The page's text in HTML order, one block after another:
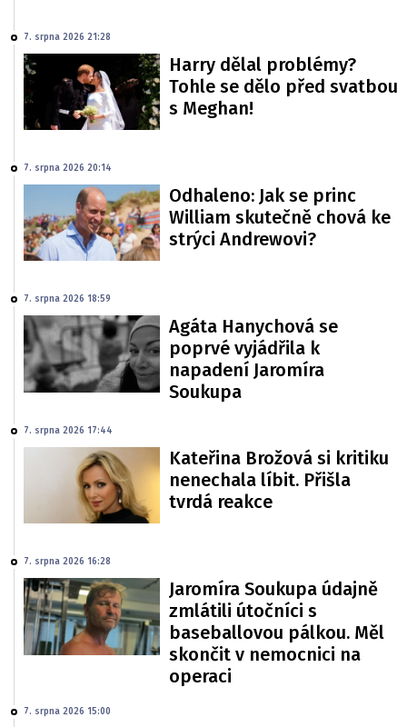
7. srpna 2026 21:28
Harry dělal problémy?
Tohle se dělo před svatbou
s Meghan!
7. srpna 2026 20:14
Odhaleno: Jak se princ
William skutečně chová ke
strýci Andrewovi?
7. srpna 2026 18:59
Agáta Hanychová se
poprvé vyjádřila k
napadení Jaromíra
Soukupa
7. srpna 2026 17:44
Kateřina Brožová si kritiku
nenechala líbit. Přišla
tvrdá reakce
7. srpna 2026 16:28
Jaromíra Soukupa údajně
zmlátili útočníci s
baseballovou pálkou. Měl
skončit v nemocnici na
operaci
7. srpna 2026 15:00